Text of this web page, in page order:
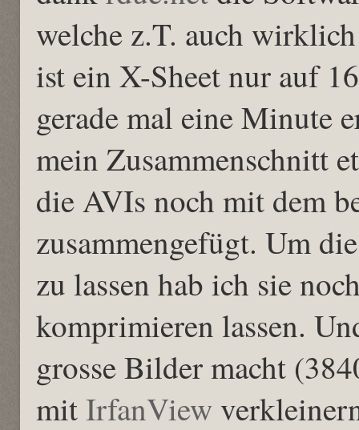
welche z.T. auch
ist ein X-Sheet nur auf
gerade mal eine Minute
mein Zusammenschnitt
die AVIs noch mit dem
zusammengefügt. Um
zu lassen hab ich sie
komprimieren lassen.
grosse Bilder macht
mitIrfanView